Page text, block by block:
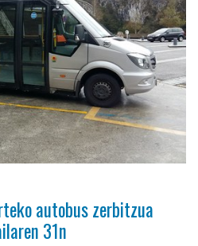
autobus zerbitzua
31n